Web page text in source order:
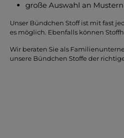
große Auswahl an
Unser Bündchen Stoff ist mit fast
es möglich. Ebenfalls können
Wir beraten Sie als
unsere Bündchen Stoffe der